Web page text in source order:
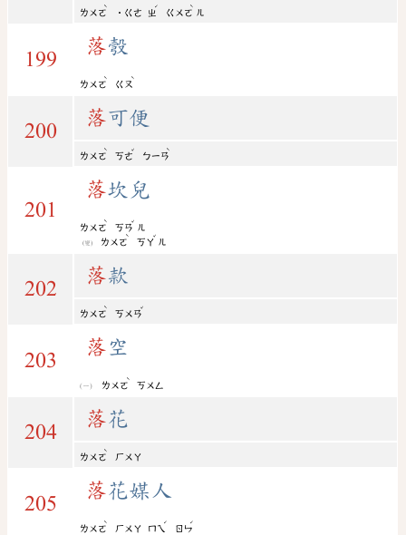
ㄌㄨㄛ
ˋ
˙ㄍㄜ ㄓ
ˊ
ㄍㄨㄛ
ˋ
ㄦ
199
落彀
ㄌㄨㄛ
ˋ
ㄍㄡ
ˋ
200
落可便
ㄌㄨㄛ
ˋ
ㄎㄜ
ˇ
ㄅㄧㄢ
ˋ
201
落坎兒
ㄌㄨㄛ
ˋ
ㄎㄢ
ˇ
ㄦ
(變) ㄌㄨㄛ
ˋ
ㄎㄚ
ˇ
ㄦ
202
落款
ㄌㄨㄛ
ˋ
ㄎㄨㄢ
ˇ
203
落 空
ㄌㄨㄛ
ˋ
ㄎㄨㄥ
204
落花
ㄌㄨㄛ
ˋ
ㄏㄨㄚ
205
落花媒人
ㄌㄨㄛ
ˋ
ㄏㄨㄚ ㄇㄟ
ˊ
ㄖㄣ
ˊ